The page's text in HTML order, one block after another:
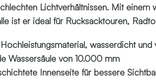
Lichtverhältnissen. Mit
ist er ideal für Rucksacktouren,
wasserdicht und
Wassersäule von 10.000 mm
Innenseite für bessere